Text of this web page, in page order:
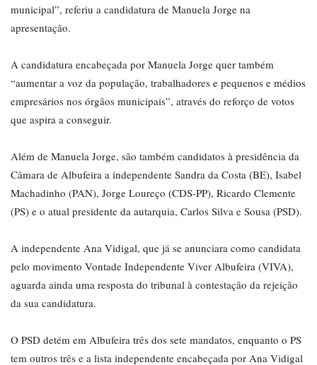
municipal”, referiu a candidatura de Manuela Jorge na
apresentação.
A candidatura encabeçada por Manuela Jorge quer também
“aumentar a voz da população, trabalhadores e pequenos e médios
empresários nos órgãos municipais”, através do reforço de votos
que aspira a conseguir.
Além de Manuela Jorge, são também candidatos à presidência da
Câmara de Albufeira a independente Sandra da Costa (BE), Isabel
Machadinho (PAN), Jorge Loureço (CDS-PP), Ricardo Clemente
(PS) e o atual presidente da autarquia, Carlos Silva e Sousa (PSD).
A independente Ana Vidigal, que já se anunciara como candidata
pelo movimento Vontade Independente Viver Albufeira (VIVA),
aguarda ainda uma resposta do tribunal à contestação da rejeição
da sua candidatura.
O PSD detém em Albufeira três dos sete mandatos, enquanto o PS
tem outros três e a lista independente encabeçada por Ana Vidigal